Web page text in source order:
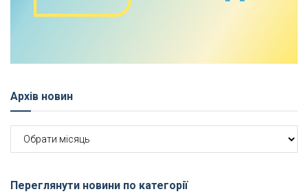
Архів новин
новин
Переглянути новини по категорії